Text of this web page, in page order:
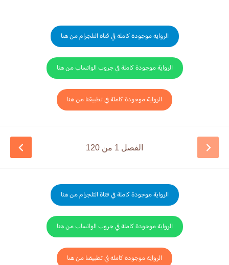
الرواية موجودة كاملة في قناة التلجرام من هنا
الرواية موجودة كاملة في جروب الواتساب من هنا
الرواية موجودة كاملة في تطبيقنا من هنا
الفصل 1 من 120
الرواية موجودة كاملة في قناة التلجرام من هنا
الرواية موجودة كاملة في جروب الواتساب من هنا
الرواية موجودة كاملة في تطبيقنا من هنا